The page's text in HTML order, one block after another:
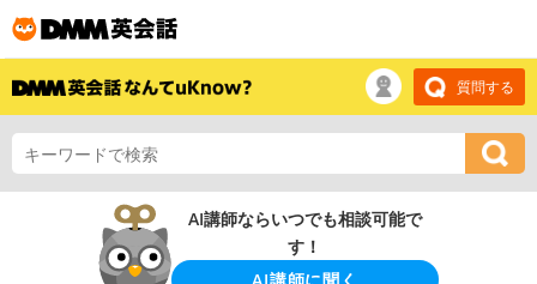
質問する
AI講師ならいつでも相談可能で
す！
AI講師に聞く